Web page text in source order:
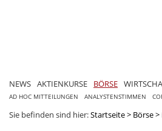
NEWS AKTIENKURSE BÖRSE
AD HOC MITTEILUNGEN ANALYSTENSTIMMEN
Sie befinden sind hier:Startseite> Börse>